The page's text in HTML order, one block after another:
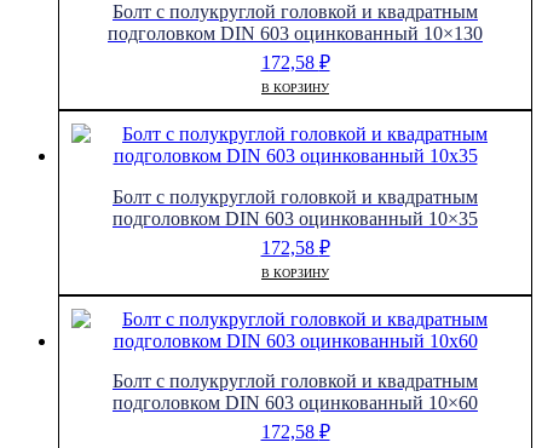
Болт с полукруглой головкой и квадратным
подголовком DIN 603 оцинкованный 10×130
172,58 ₽
В КОРЗИНУ
Болт с полукруглой головкой и квадратным
подголовком DIN 603 оцинкованный 10×35
172,58 ₽
В КОРЗИНУ
Болт с полукруглой головкой и квадратным
подголовком DIN 603 оцинкованный 10×60
172,58 ₽